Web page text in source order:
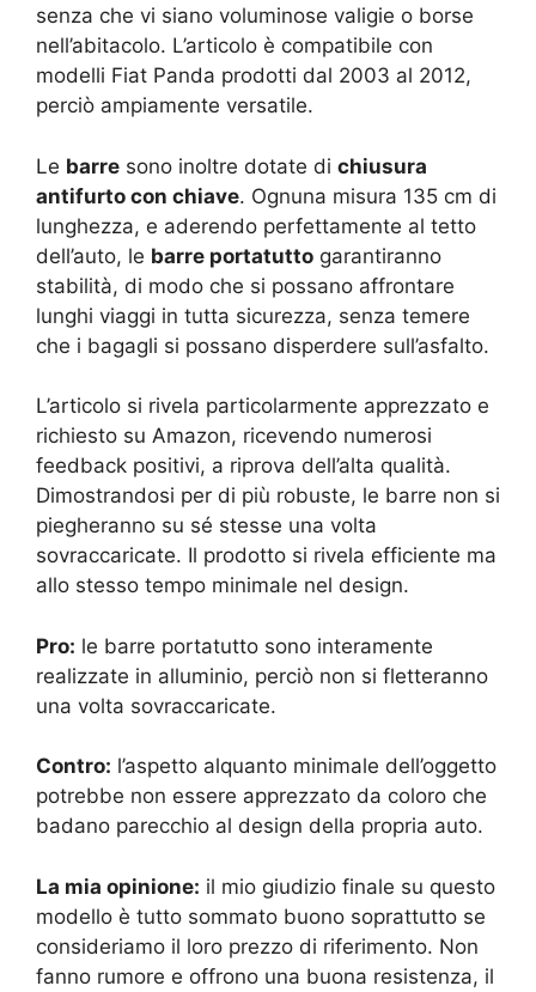
senza che vi siano voluminose valigie o borse
nell’abitacolo. L’articolo è compatibile con
modelli Fiat Panda prodotti dal 2003 al 2012,
perciò ampiamente versatile.
Le barre sono inoltre dotate di chiusura
antifurto con chiave. Ognuna misura 135 cm di
lunghezza, e aderendo perfettamente al tetto
dell’auto, le barre portatutto garantiranno
stabilità, di modo che si possano affrontare
lunghi viaggi in tutta sicurezza, senza temere
che i bagagli si possano disperdere sull’asfalto.
L’articolo si rivela particolarmente apprezzato e
richiesto su Amazon, ricevendo numerosi
feedback positivi, a riprova dell’alta qualità.
Dimostrandosi per di più robuste, le barre non si
piegheranno su sé stesse una volta
sovraccaricate. Il prodotto si rivela efficiente ma
allo stesso tempo minimale nel design.
Pro: le barre portatutto sono interamente
realizzate in alluminio, perciò non si fletteranno
una volta sovraccaricate.
Contro: l’aspetto alquanto minimale dell’oggetto
potrebbe non essere apprezzato da coloro che
badano parecchio al design della propria auto.
La mia opinione: il mio giudizio finale su questo
modello è tutto sommato buono soprattutto se
consideriamo il loro prezzo di riferimento. Non
fanno rumore e offrono una buona resistenza, il